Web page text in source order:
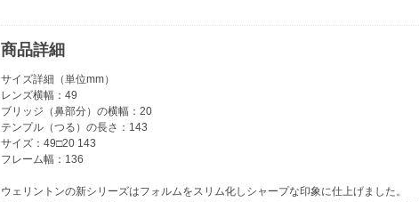
商品詳細
サイズ詳細（単位mm）
レンズ横幅：49
ブリッジ（鼻部分）の横幅：20
テンプル（つる）の長さ：143
サイズ：49□20 143
フレーム幅：136
ウェリントンの新シリーズはフォルムをスリム化しシャープな印象に仕上げました。